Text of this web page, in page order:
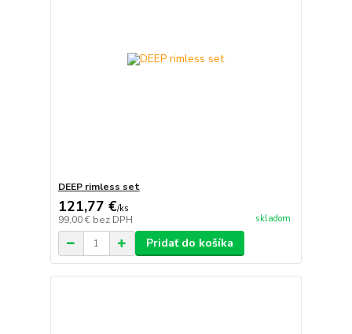
DEEP rimless set
121,77 €/ks
99,00 € bez DPH skladom
Pridať do košíka